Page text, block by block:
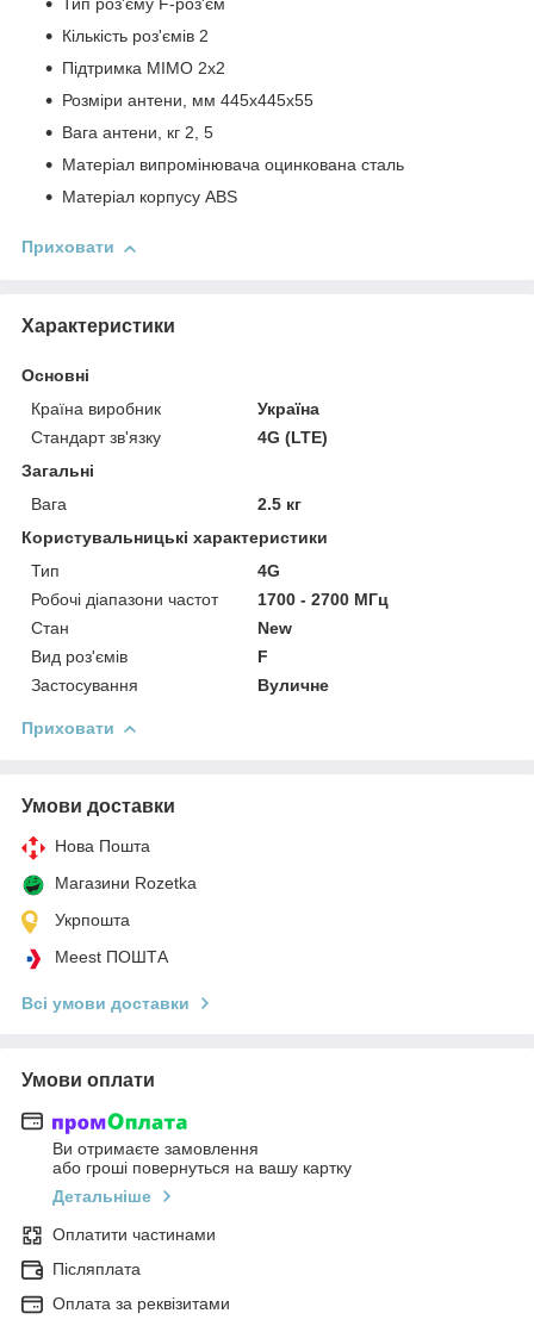
Тип роз'єму F-роз'єм
Кількість роз'ємів 2
Підтримка MIMO 2x2
Розміри антени, мм 445х445х55
Вага антени, кг 2, 5
Матеріал випромінювача оцинкована сталь
Матеріал корпусу ABS
Приховати
Характеристики
Основні
Країна виробник
Україна
Стандарт зв'язку
4G (LTE)
Загальні
Вага
2.5 кг
Користувальницькі характеристики
Тип
4G
Робочі діапазони частот
1700 - 2700 МГц
Стан
New
Вид роз'ємів
F
Застосування
Вуличне
Приховати
Умови доставки
Нова Пошта
Магазини Rozetka
Укрпошта
Meest ПОШТА
Всі умови доставки
Умови оплати
Ви отримаєте замовлення
або гроші повернуться на вашу картку
Детальніше
Оплатити частинами
Післяплата
Оплата за реквізитами